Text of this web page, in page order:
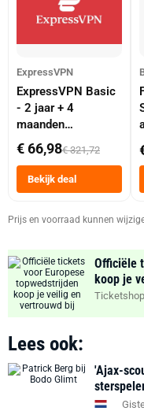
ExpressVPN
ExpressVPN Basic
- 2 jaar + 4
maanden
abonnement
€ 66,98€ 321,72
Bekijk deal
Prijs en voorraad kunnen
Officiële
koop je
Ticketshop
Lees ook:
'Ajax-